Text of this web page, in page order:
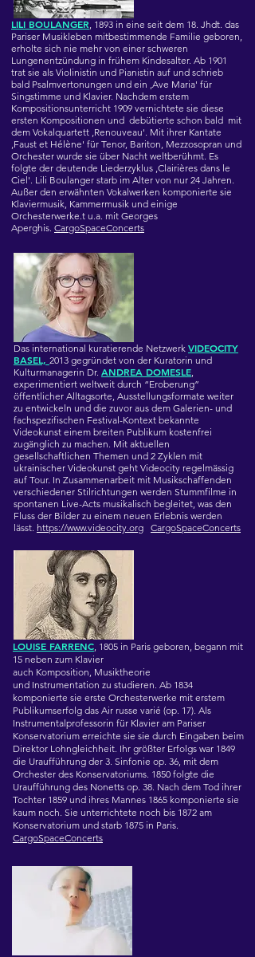
LILI BOULANGER, 1893 in eine seit dem 18. Jhdt. das
Pariser Musikleben mitbestimmende Familie geboren,
erholte sich nie mehr von einer schweren
Lungenentzündung in frühem Kindesalter. Ab 1901
trat sie als Violinistin und Pianistin auf und schrieb
bald Psalmvertonungen und ein ‚Ave Maria' für
Singstimme und Klavier. Nachdem erstem
Kompositionsunterricht 1909 vernichtete sie diese
ersten Kompositionen und debütierte schon bald mit
dem Vokalquartett ‚Renouveau'. Mit ihrer Kantate
‚Faust et Hélène' für Tenor, Bariton, Mezzosopran und
Orchester wurde sie über Nacht weltberühmt. Es
folgte der deutende Liederzyklus ‚Clairières dans le
Ciel'. Lili Boulanger starb im Alter von nur 24 Jahren.
Außer den erwähnten Vokalwerken komponierte sie
Klaviermusik, Kammermusik und einige
Orchesterwerke.t u.a. mit Georges
Aperghis. CargoSpaceConcerts
Das international kuratierende Netzwerk VIDEOCITY
BASEL, 2013 gegründet von der Kuratorin und
Kulturmanagerin Dr. ANDREA DOMESLE,
experimentiert weltweit durch “Eroberung”
öffentlicher Alltagsorte, Ausstellungsformate weiter
zu entwickeln und die zuvor aus dem Galerien- und
fachspezifischen Festival-Kontext bekannte
Videokunst einem breiten Publikum kostenfrei
zugänglich zu machen. Mit aktuellen
gesellschaftlichen Themen und 2 Zyklen mit
ukrainischer Videokunst geht Videocity regelmässig
auf Tour. In Zusammenarbeit mit Musikschaffenden
verschiedener Stilrichtungen werden Stummfilme in
spontanen Live-Acts musikalisch begleitet, was den
Fluss der Bilder zu einem neuen Erlebnis werden
lässt. https://www.videocity.org CargoSpaceConcerts
LOUISE FARRENC, 1805 in Paris geboren, begann mit
15 neben zum Klavier
auch Komposition, Musiktheorie
und Instrumentation zu studieren. Ab 1834
komponierte sie erste Orchesterwerke mit erstem
Publikumserfolg das Air russe varié (op. 17). Als
Instrumentalprofessorin für Klavier am Pariser
Konservatorium erreichte sie sie durch Eingaben beim
Direktor Lohngleichheit. Ihr größter Erfolgs war 1849
die Uraufführung der 3. Sinfonie op. 36, mit dem
Orchester des Konservatoriums. 1850 folgte die
Uraufführung des Nonetts op. 38. Nach dem Tod ihrer
Tochter 1859 und ihres Mannes 1865 komponierte sie
kaum noch. Sie unterrichtete noch bis 1872 am
Konservatorium und starb 1875 in Paris.
CargoSpaceConcerts